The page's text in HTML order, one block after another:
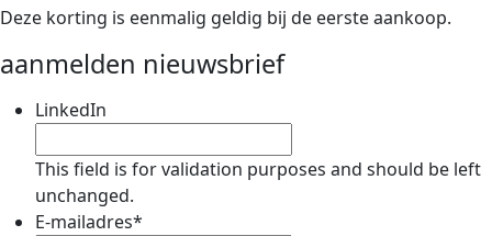
n
n
Deze korting is eenmalig geldig bij de eerste aankoop.
aanmelden nieuwsbrief
LinkedIn
This field is for validation purposes and should be left
unchanged.
E-mailadres*